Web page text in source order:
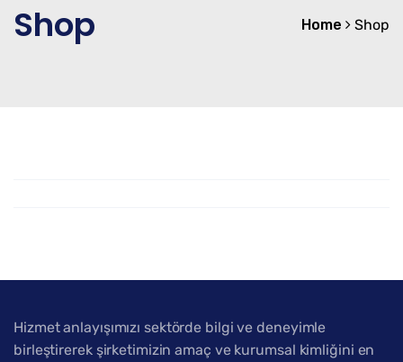
Shop Home Shop
Hizmet anlayışımızı sektörde bilgi ve deneyimle
birleştirerek şirketimizin amaç ve kurumsal kimliğini en